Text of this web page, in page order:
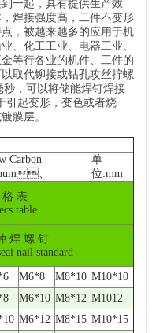
起，具有提供生产效
，焊接强度高，工件不变形
，被越来越多的应用于机
、化工工业、电器工业、
金等行各业的机件、工件的
可以取代铆接或钻孔攻丝拧螺
，可以将储能焊钉焊接
起变形，变色或者烧
层。
Carbon
、
单
位:mm
表
table
焊 螺 钉
nail standard
M6*8 M8*10 M10*10
M6*10 M8*12 M1012
M6*12 M8*15 M10*15